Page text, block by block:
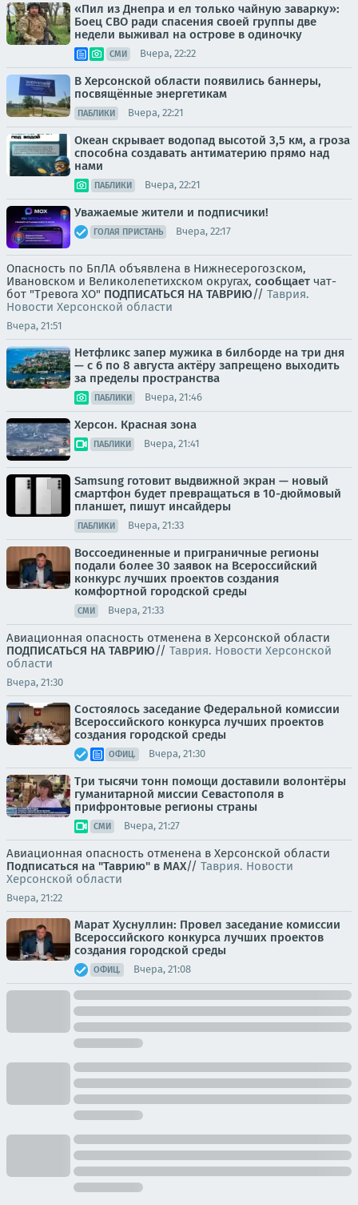
«Пил из Днепра и ел только чайную заварку»:
Боец СВО ради спасения своей группы две
недели выживал на острове в одиночку
СМИ Вчера, 22:22
В Херсонской области появились баннеры,
посвящённые энергетикам
ПАБЛИКИ Вчера, 22:21
Океан скрывает водопад высотой 3,5 км, а гроза
способна создавать антиматерию прямо над
нами
ПАБЛИКИ Вчера, 22:21
Уважаемые жители и подписчики!
ГОЛАЯ ПРИСТАНЬ Вчера, 22:17
Опасность по БпЛА объявлена в Нижнесерогозском,
Ивановском и Великолепетихском округах, сообщает чат-
бот "Тревога ХО" ПОДПИСАТЬСЯ НА ТАВРИЮ// Таврия.
Новости Херсонской области
Вчера, 21:51
Нетфликс запер мужика в билборде на три дня
— с 6 по 8 августа актёру запрещено выходить
за пределы пространства
ПАБЛИКИ Вчера, 21:46
Херсон. Красная зона
ПАБЛИКИ Вчера, 21:41
Samsung готовит выдвижной экран — новый
смартфон будет превращаться в 10-дюймовый
планшет, пишут инсайдеры
ПАБЛИКИ Вчера, 21:33
Воссоединенные и приграничные регионы
подали более 30 заявок на Всероссийский
конкурс лучших проектов создания
комфортной городской среды
СМИ Вчера, 21:33
Авиационная опасность отменена в Херсонской области
ПОДПИСАТЬСЯ НА ТАВРИЮ// Таврия. Новости Херсонской
области
Вчера, 21:30
Состоялось заседание Федеральной комиссии
Всероссийского конкурса лучших проектов
создания городской среды
ОФИЦ. Вчера, 21:30
Три тысячи тонн помощи доставили волонтёры
гуманитарной миссии Севастополя в
прифронтовые регионы страны
СМИ Вчера, 21:27
Авиационная опасность отменена в Херсонской области
Подписаться на "Таврию" в MAX// Таврия. Новости
Херсонской области
Вчера, 21:22
Марат Хуснуллин: Провел заседание комиссии
Всероссийского конкурса лучших проектов
создания городской среды
ОФИЦ. Вчера, 21:08